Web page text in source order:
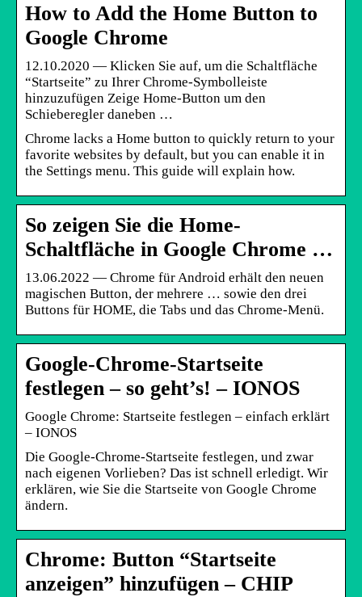
How to Add the Home Button to
Google Chrome
12.10.2020 — Klicken Sie auf, um die Schaltfläche
“Startseite” zu Ihrer Chrome-Symbolleiste
hinzuzufügen Zeige Home-Button um den
Schieberegler daneben …
Chrome lacks a Home button to quickly return to your
favorite websites by default, but you can enable it in
the Settings menu. This guide will explain how.
So zeigen Sie die Home-
Schaltfläche in Google Chrome …
13.06.2022 — Chrome für Android erhält den neuen
magischen Button, der mehrere … sowie den drei
Buttons für HOME, die Tabs und das Chrome-Menü.
Google-Chrome-Startseite
festlegen – so geht’s! – IONOS
Google Chrome: Startseite festlegen – einfach erklärt
– IONOS
Die Google-Chrome-Startseite festlegen, und zwar
nach eigenen Vorlieben? Das ist schnell erledigt. Wir
erklären, wie Sie die Startseite von Google Chrome
ändern.
Chrome: Button “Startseite
anzeigen” hinzufügen – CHIP